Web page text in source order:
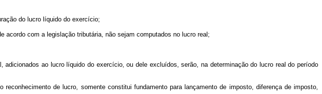
do lucro líquido do exercício;
com a legislação tributária, não sejam computados no lucro real;
ao lucro líquido do exercício, ou dele excluídos, serão, na determinação do lucro real do período
de lucro, somente constitui fundamento para lançamento de imposto, diferença de imposto,